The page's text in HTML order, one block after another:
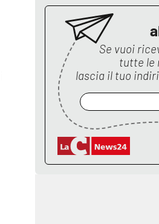
Se vuoi
tutte le
lascia il tuo